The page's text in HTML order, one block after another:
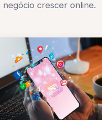
crescer online.